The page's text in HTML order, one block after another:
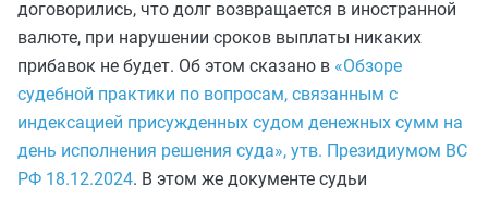
договорились, что долг возвращается в иностранной
валюте, при нарушении сроков выплаты никаких
прибавок не будет. Об этом сказано в «Обзоре
судебной практики по вопросам, связанным с
индексацией присужденных судом денежных сумм на
день исполнения решения суда», утв. Президиумом ВС
РФ 18.12.2024. В этом же документе судьи